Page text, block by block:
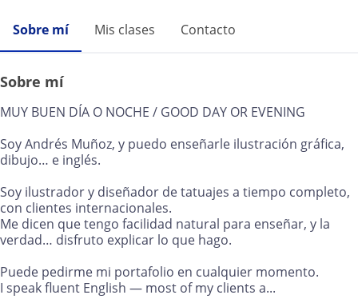
Sobre mí Mis clases Contacto
Sobre mí
MUY BUEN DÍA O NOCHE / GOOD DAY OR EVENING
Soy Andrés Muñoz, y puedo enseñarle ilustración gráfica,
dibujo… e inglés.
Soy ilustrador y diseñador de tatuajes a tiempo completo,
con clientes internacionales.
Me dicen que tengo facilidad natural para enseñar, y la
verdad… disfruto explicar lo que hago.
Puede pedirme mi portafolio en cualquier momento.
I speak fluent English — most of my clients a...